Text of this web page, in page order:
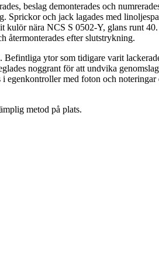
beslag demonterades och
Sprickor och jack lagades med
kulör nära NCS S 0502-Y, glans runt
återmonterades efter slutstrykning.
Befintliga ytor som tidigare varit
noggrant för att undvika
egenkontroller med foton och
metod på plats.